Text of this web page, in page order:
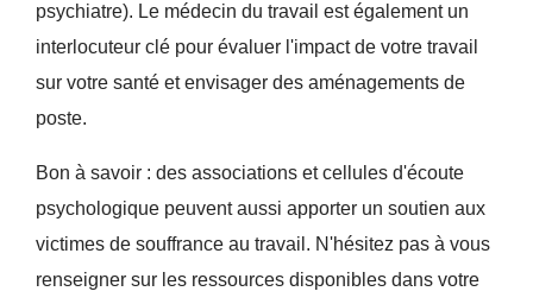
psychiatre). Le médecin du travail est également un
interlocuteur clé pour évaluer l'impact de votre travail
sur votre santé et envisager des aménagements de
poste.
Bon à savoir : des associations et cellules d'écoute
psychologique peuvent aussi apporter un soutien aux
victimes de souffrance au travail. N'hésitez pas à vous
renseigner sur les ressources disponibles dans votre